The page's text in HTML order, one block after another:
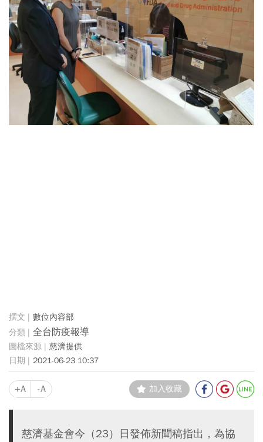
數位內容部
全台防疫報導
慈濟提供
2021-06-23 10:37
+A -A 加入收藏
慈濟基金會今（23）日發佈新聞稿指出，為協